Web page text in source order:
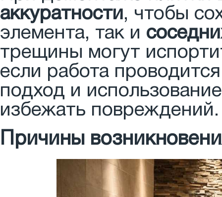
аккуратности, чтобы
элемента, так и
трещины могут
если работа
подход и
избежать повреждений.
Причины